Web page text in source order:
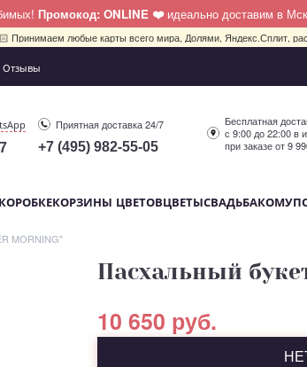
Промокод: ONLINE ❤️ идеально доставим в
Принимаем любые карты всего мира, Долями, Яндекс.Сплит,
Отзывы
Приятная доставка 24/7
+7 (495) 982-55-05
Бесплатная
с 9:00 до 22:00 в
при заказе от 9
КОРЗИНЫ ЦВЕТОВЦВЕТЫСВАДЬБАКОМУ
MORNING"
Пасхальный
10 650 руб.